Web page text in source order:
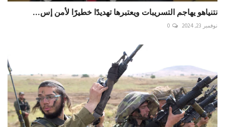
نتنياهو يهاجم التسريبات ويعتبرها تهديدًا خطيرًا لأمن إس...
نوفمبر 23, 2024 0